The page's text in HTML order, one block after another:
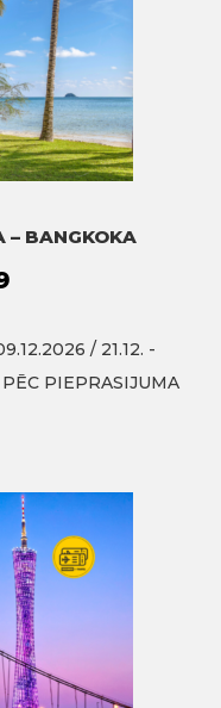
– BANGKOKA
/ 21.12. -
PIEPRASIJUMA